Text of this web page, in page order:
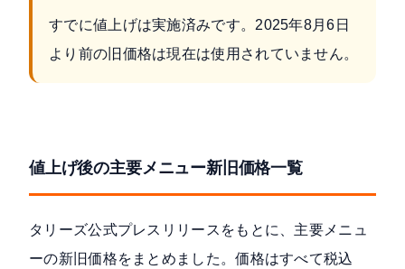
すでに値上げは実施済みです。2025年8月6日
より前の旧価格は現在は使用されていません。
値上げ後の主要メニュー新旧価格一覧
タリーズ公式プレスリリースをもとに、主要メニュ
ーの新旧価格をまとめました。価格はすべて税込